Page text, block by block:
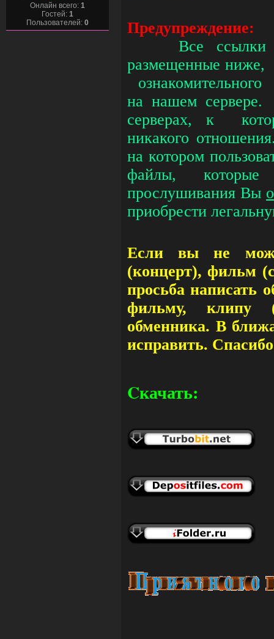
Онлайн всего: 1
Гостей: 1
Пользователей: 0
Предупреждение:
Все
размещенные ниже,
на нашем
серверах, к
никакого
на котором
файлы,
прослушивания Вы
приобрести
Если вы не
(концерт), фильм
просьба написать
фильму, клипу
обменника. В
исправить.
Cкачать: